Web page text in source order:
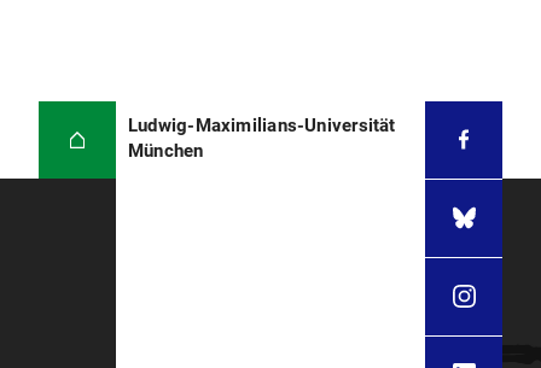
Ludwig-Maximilians-Universität
München